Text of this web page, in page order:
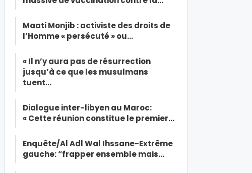
Maati Monjib : activiste des droits de
l’Homme « persécuté » ou…
« Il n’y aura pas de résurrection
jusqu’à ce que les musulmans
tuent…
Dialogue inter-libyen au Maroc:
« Cette réunion constitue le premier…
Enquête/Al Adl Wal Ihssane-Extrême
gauche: “frapper ensemble mais…